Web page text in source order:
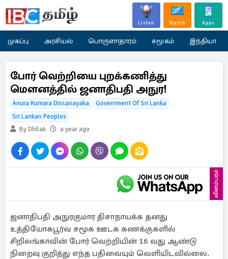
Listen Watch Apps
முகப்பு அரசியல் பொருளாதாரம் சமூகம் இந்தியா
போர் வெற்றியை புறக்கணித்து
மௌனத்தில் ஜனாதிபதி அநுர!
Anura Kumara Dissanayaka
Government Of Sri Lanka
Sri Lankan Peoples
By Dhilak
a year ago
விளம்பரம்
ஜனாதிபதி அநுரகுமார திசாநாயக்க தனது
உத்தியோகபூர்வ சமூக ஊடக கணக்குகளில்
சிறிலங்காவின் போர் வெற்றியின் 16 வது ஆண்டு
நிறைவு குறித்து எந்த பதிவையும் வெளியிடவில்லை.